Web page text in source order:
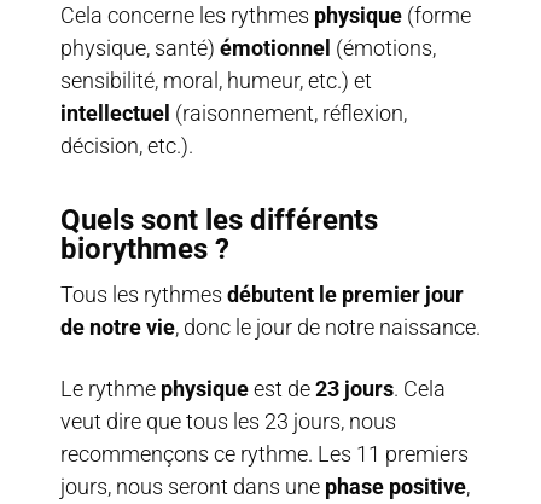
Cela concerne les rythmes physique (forme
physique, santé) émotionnel (émotions,
sensibilité, moral, humeur, etc.) et
intellectuel (raisonnement, réflexion,
décision, etc.).
Quels sont les différents
biorythmes ?
Tous les rythmes débutent le premier jour
de notre vie, donc le jour de notre naissance.
Le rythme physiqueest de23 jours. Cela
veut dire que tous les 23 jours, nous
recommençons ce rythme. Les 11 premiers
jours, nous seront dans une phase positive,